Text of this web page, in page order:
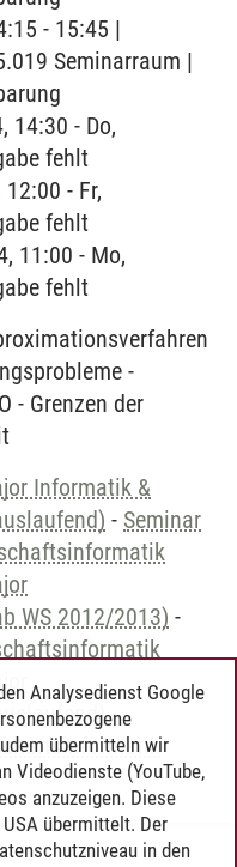
- 15:45 |
Seminarraum |
14:30 - Do,
fehlt
- Fr,
fehlt
11:00 - Mo,
fehlt
-
- Grenzen der
Informatik &
- Seminar
WS 2012/2013) -
-
Analysedienst Google
übermitteln wir
Videodienste (YouTube,
anzuzeigen. Diese
übermittelt. Der
in den